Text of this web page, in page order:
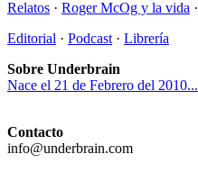
Relatos · Roger McOg y la vida ·
Editorial · Podcast · Librería
Sobre Underbrain
Nace el 21 de Febrero del 2010...
Contacto
info@underbrain.com